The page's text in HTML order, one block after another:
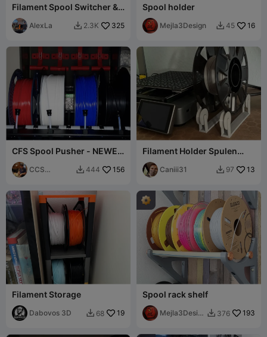
Filament Spool Switcher &
Winder
AlexLa  2.3K 325
Spool holder
Mejla3Design  45 16
CFS Spool Pusher - NEWER
ARMS
CCS
 444 156
Filament Holder Spulen
Halter 1kg 300gr 250gr
Caniii31  97 13
Filament Storage
Dabovos 3D  68 19
Spool rack shelf
Mejla3Desig
 376 193